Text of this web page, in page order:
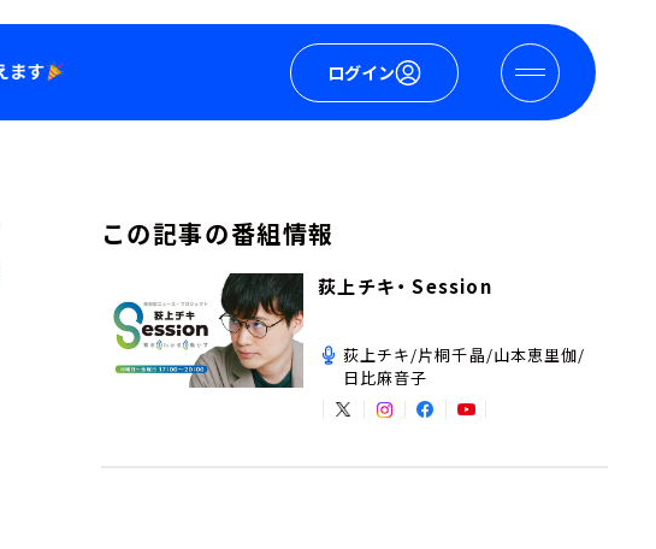
ログイン
この記事の番組情報
荻上チキ・ Session
荻上チキ/片桐千晶/山本恵里伽/
日比麻音子